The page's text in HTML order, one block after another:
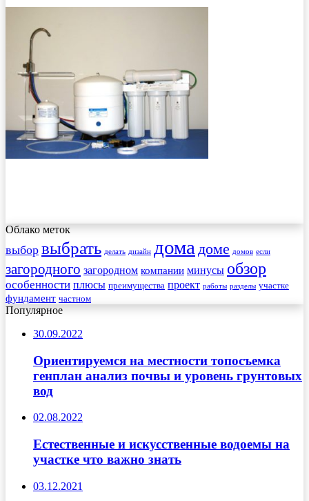
Облако меток
выбор выбрать делать дизайн дома доме домов если
загородного загородном компании минусы обзор
особенности плюсы преимущества проект работы разделы участке
фундамент частном
Популярное
30.09.2022
Ориентируемся на местности топосъемка
генплан анализ почвы и уровень грунтовых
вод
02.08.2022
Естественные и искусственные водоемы на
участке что важно знать
03.12.2021